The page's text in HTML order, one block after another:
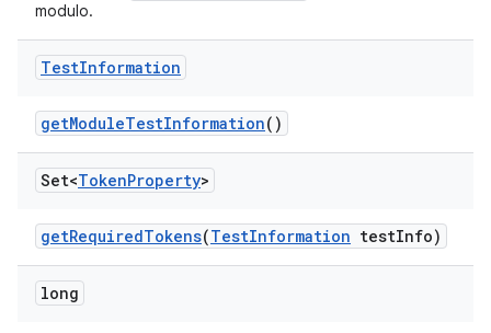
modulo.
TestInformation
getModuleTestInformation()
Set<TokenProperty>
getRequiredTokens(TestInformation testInfo)
long